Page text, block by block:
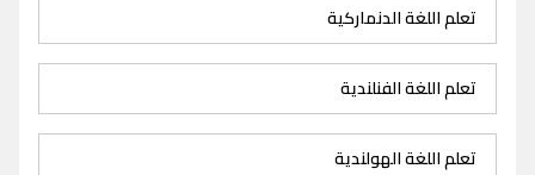
تعلم اللغة الدنماركية
تعلم اللغة الفنلندية
تعلم اللغة الهولندية